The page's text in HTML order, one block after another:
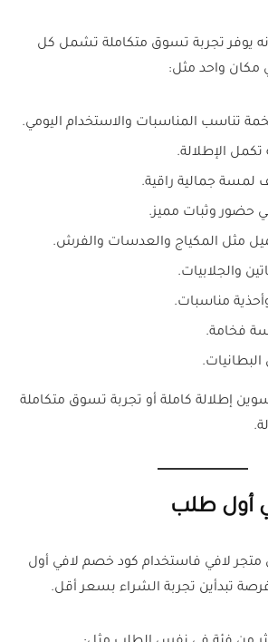
يوفر تجربة تسوق متكاملة تشمل كل
مكان واحد مثل:
تناسب المناسبات والاستخدام اليومي.
الإطلالة.
جمالية راقية.
حضور وثبات مميز.
مثل المكياج والعدسات والفرش.
والجلابيات.
مناسبات.
فخامة.
إطلالة كاملة أو تجربة تسوق متكاملة
أول طلب
متجر لافي فاستخدام كود خصم لافي أول